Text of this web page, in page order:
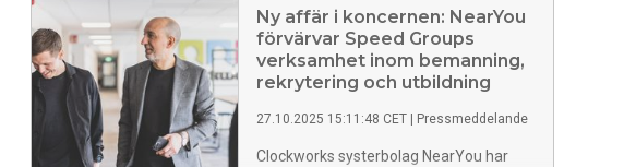
skola/förskola och toppledarrekrytering.
Avtalen gäller från den 1 september
2025 och löper över fyra år. Uppdragen
omfattar kommuner och regioner i hela
Ny affär i koncernen: NearYou
förvärvar Speed Groups
verksamhet inom bemanning,
rekrytering och utbildning
27.10.2025 15:11:48 CET Pressmeddelande
Clockworks systerbolag NearYou har